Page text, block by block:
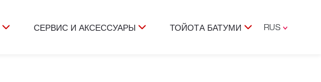
СЕРВИС И АКСЕССУАРЫ ТОЙОТА БАТУМИ
RUS